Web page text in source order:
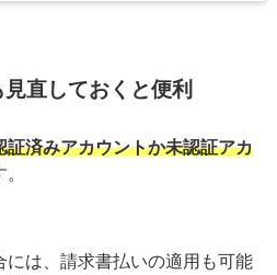
直しておくと便利
証済みアカウントか未認証アカ
には、請求書払いの適用も可能